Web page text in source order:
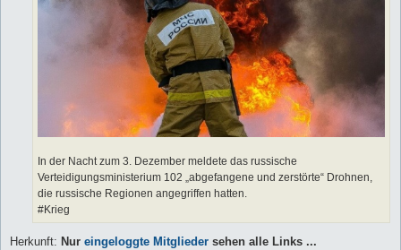
In der Nacht zum 3. Dezember meldete das russische
Verteidigungsministerium 102 „abgefangene und zerstörte“ Drohnen,
die russische Regionen angegriffen hatten.
#Krieg
Herkunft: Nur eingeloggte Mitglieder sehen alle Links ...